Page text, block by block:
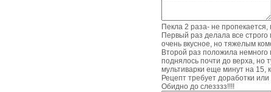
Пекла 2 раза- не пропекается,
Первый раз делала все
очень вкусное, но тяжелым
Второй раз положила немного
поднялось почти до верха, но
мультиварки еще минут на 15,
Рецепт требует доработки
Обидно до слезззз!!!!